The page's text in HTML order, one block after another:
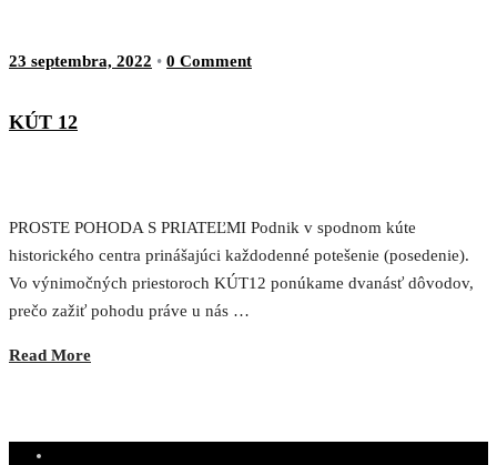
23 septembra, 2022 • 0 Comment
KÚT 12
PROSTE POHODA S PRIATEĽMI Podnik v spodnom kúte
historického centra prinášajúci každodenné potešenie (posedenie).
Vo výnimočných priestoroch KÚT12 ponúkame dvanásť dôvodov,
prečo zažiť pohodu práve u nás …
Read More